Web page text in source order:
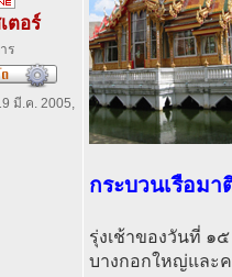
ตอร์
ร
มี.ค. 2005,
กระบวนเรือม
รุ่งเช้าของวันที่ ๑
บางกอกใหญ่และค